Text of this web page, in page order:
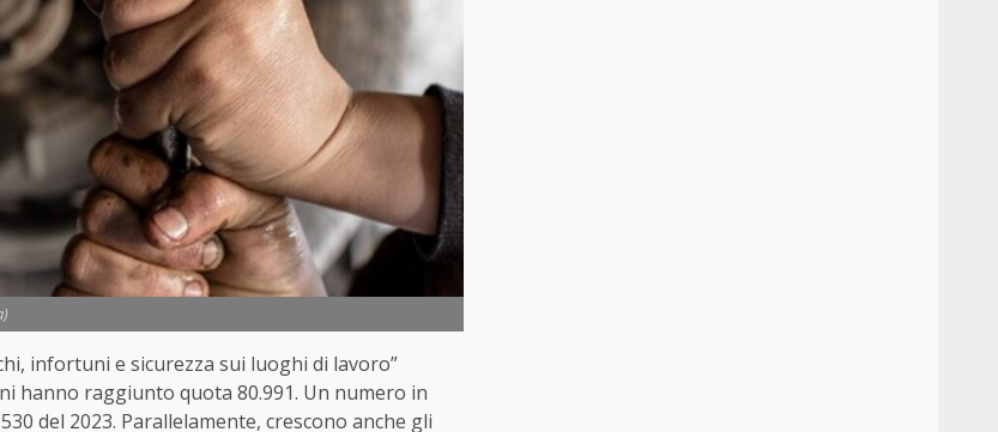
infortuni e sicurezza sui luoghi di lavoro”
hanno raggiunto quota 80.991. Un numero in
del 2023. Parallelamente, crescono anche gli